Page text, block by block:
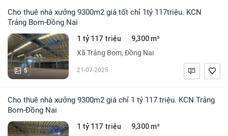
Cho thuê nhà xưởng 9300m2 giá tốt chỉ 1tỷ 117triệu. KCN
Trảng Bom-Đồng Nai
5
1 tỷ 117 triệu · 9,300 m²
Xã Trảng Bom, Đồng Nai
21-07-2025
Cho thuê nhà xưởng 9300m2 giá chỉ 1 tỷ 117 triệu. KCN Trảng
Bom-Đồng Nai
1 tỷ 117 triệu · 9,300 m²